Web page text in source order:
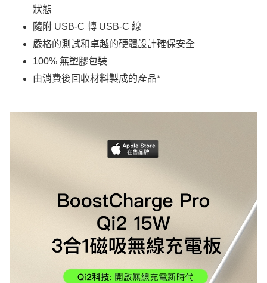
狀態
隨附 USB-C 轉 USB-C 線
嚴格的測試和卓越的硬體設計確保安全
100% 無塑膠包裝
由消費後回收材料製成的產品*